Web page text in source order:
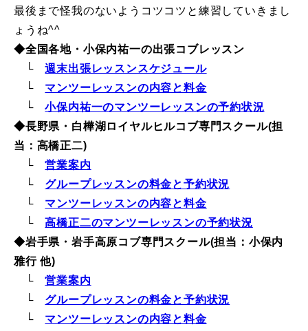
レッスン動画一覧
コブ斜面の滑り方解説動画
プレゼント Present
プレゼント付メルマガ
常時メルマガ
お問合せ
最後まで怪我のないようコツコツと練習していきまし
ょうね^^
◆全国各地・小保内祐一の出張コブレッスン
└週末出張レッスンスケジュール
└ マンツーレッスンの内容と料金
└小保内祐一のマンツーレッスンの予約状況
◆長野県・白樺湖ロイヤルヒルコブ専門スクール(担
当：高橋正二)
└営業案内
└ グループレッスンの料金と予約状況
└ マンツーレッスンの内容と料金
└高橋正二のマンツーレッスンの予約状況
◆岩手県・岩手高原コブ専門スクール(担当：小保内
雅行 他)
└営業案内
└ グループレッスンの料金と予約状況
└ マンツーレッスンの内容と料金